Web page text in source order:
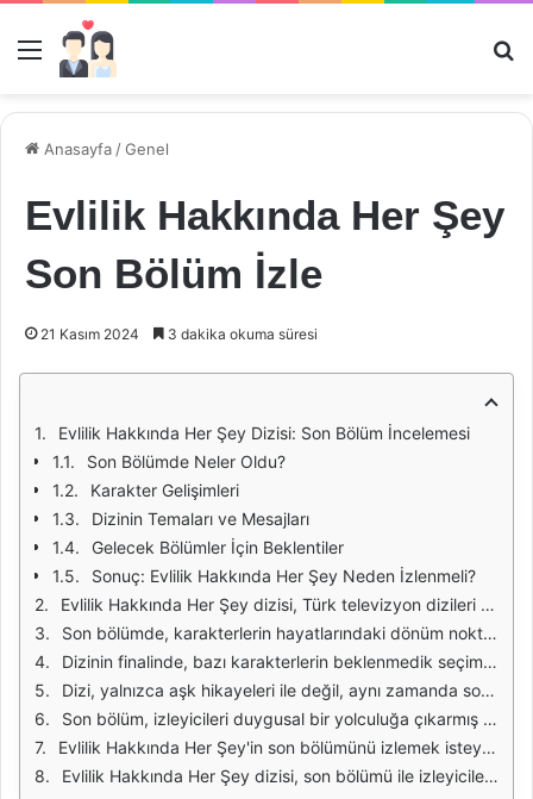
Menü
Anasayfa /Genel
Evlilik Hakkında Her Şey
Son Bölüm İzle
21 Kasım 2024 3 dakika okuma süresi
Evlilik Hakkında Her Şey Dizisi: Son Bölüm İncelemesi
Son Bölümde Neler Oldu?
Karakter Gelişimleri
Dizinin Temaları ve Mesajları
Gelecek Bölümler İçin Beklentiler
Sonuç: Evlilik Hakkında Her Şey Neden İzlenmeli?
Evlilik Hakkında Her Şey dizisi, Türk televizyon dizileri arasında dikkat çeken bir yapım olmuştur. Hem senaryosu hem de karakter derinlikleri ile izleyicileri ekrana kilitlemeyi başarmıştır. Dizinin son bölümü, birçok izleyici için merakla beklenen anlardan biri olmuştur. Bu bölümde, ana karakterlerin yaşadığı zorluklar, ilişkilerindeki çatışmalar ve nihayetinde verdikleri kararlar, izleyicilere duygusal anlar yaşatmıştır. Her ne kadar final bölümü olsa da, dizinin izleyicilerinde bıraktığı etki uzun süre devam edecektir.
Son bölümde, karakterlerin hayatlarındaki dönüm noktaları ele alınırken, izleyiciler de kendi yaşamlarından kesitler bulmuştur. Evlilik, aşk, dostluk ve aile gibi kavramlar etrafında şekillenen hikaye, birçok kişi için tanıdık ve anlamlı bir hal almıştır. Bu nedenle, dizinin son bölümü sadece bir final değil, aynı zamanda birçok izleyici için bir dönüm noktası olmuştur. Karakterlerin yaşadığı dram ve sevinçler, izleyicilerin empati kurmasını sağlamış ve diziye olan bağlılıklarını artırmıştır.
Dizinin finalinde, bazı karakterlerin beklenmedik seçimleri izleyicileri şaşırtsa da, bu kararların arkasındaki motivasyonlar derinlemesine incelendiğinde, oldukça anlamlı olduğu görülmüştür. İzleyiciler, karakterlerin yaşadığı içsel çatışmaları anlayarak, kendi hayatlarındaki benzer durumlarla yüzleşme fırsatı bulmuşlardır. Bu durum, dizinin izlenebilirliğini artırmış ve izleyicilerin diziye olan ilgisini canlı tutmuştur.
Dizi, yalnızca aşk hikayeleri ile değil, aynı zamanda sosyal sorunları ele almasıyla da dikkat çekmiştir. Evlilik Hakkında Her Şey, evlilik ve ilişkilerdeki zorlukları cesurca ele alarak, izleyicilere önemli mesajlar vermiştir. Final bölümü, bu mesajların doruk noktasına ulaştığı bir bölüm olmuştur. İzleyiciler, karakterlerin aldığı kararlar ve bunların sonuçları ile kendi hayatlarında yapacakları tercihler arasında bağ kurma fırsatı bulmuşlardır.
Son bölüm, izleyicileri duygusal bir yolculuğa çıkarmış ve birçok kişi için unutulmaz anlar yaşatmıştır. Karakterlerin yollarının ayrılması, yeni başlangıçlar ve eski ilişkilerin sorgulanması, dizinin finaline damgasını vurmuştur. Bu tür olaylar, izleyicilerin kendi hayatlarında da benzer durumları değerlendirmelerine olanak tanımıştır. Dizi, izleyici kitlesiyle olan bağını güçlendirmiş ve uzun süre hafızalarda kalacak bir son sunmuştur.
Evlilik Hakkında Her Şey'in son bölümünü izlemek isteyenler için, bu bölümün izlenebilirliği ve tekrar izlenme değeri oldukça yüksektir. Dizi, her bölümüyle izleyicilere farklı duygular ve düşünceler sunarak, onların günlük hayatlarına da dokunmayı başarmıştır. Bu nedenle, son bölümü izlemek, sadece bir dizi finali değil, aynı zamanda bir yaşam deneyimi olarak görülmelidir.
Evlilik Hakkında Her Şey dizisi, son bölümü ile izleyicilere unutulmaz anlar yaşatmış ve derin bir etki bırakmıştır. Dizi, sadece bir eğlence aracı olmanın ötesinde, izleyicilerine hayatlarında düşünmeleri gereken birçok konu sunmuştur. Bu yüzden, son bölümü izlemek, birçok kişi için önemli bir deneyim haline gelmiştir.